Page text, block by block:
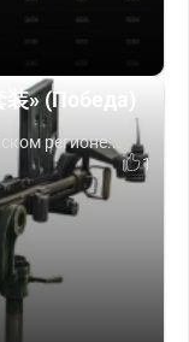
» (Победа)
регионе...
1